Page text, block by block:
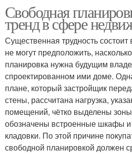
Свободная
тренд в сфере
Существенная трудность состоит
не могут предположить,
планировка нужна будущим
спроектированном ими доме.
плане, который застройщик
стены, рассчитана нагрузка,
помещений, чётко выделены зоны
обозначены встроенные шкафы
кладовки. По этой причине
свободной планировкой должен